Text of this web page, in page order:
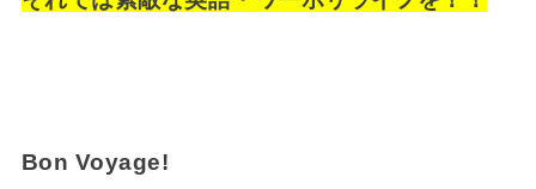
Bon Voyage!